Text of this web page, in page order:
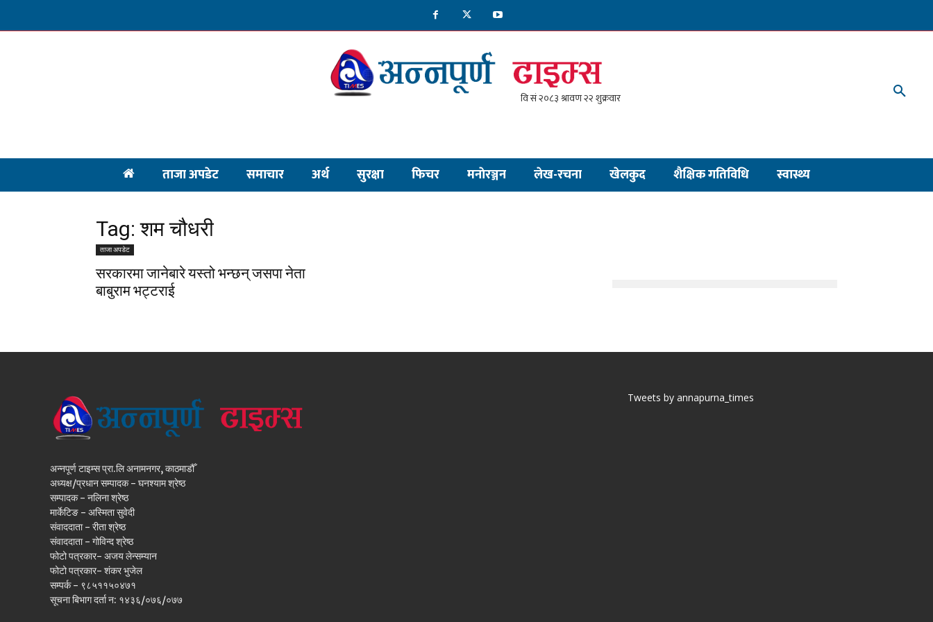
ताजा अपडेट समाचार अर्थ सुरक्षा फिचर मनाेरञ्जन लेख-रचना खेलकुद शैक्षिक गतिविधि स्वास्थ्य
Tag: शम चौधरी
ताजा अपडेट
सरकारमा जानेबारे यस्तो भन्छन् जसपा नेता
बाबुराम भट्टराई
अन्नपूर्ण टाइम्स प्रा.लि अनामनगर, काठमाडौँ
अध्यक्ष/प्रधान सम्पादक - घनश्याम श्रेष्ठ
सम्पादक - नलिना श्रेष्ठ
मार्केटिङ - अस्मिता सुवेदी
संवाददाता - रीता श्रेष्ठ
संवाददाता - गोविन्द श्रेष्ठ
फोटो पत्रकार- अजय लेन्सम्यान
फोटो पत्रकार- शंकर भुजेल
सम्पर्क - ९८५११५०४७१
सूचना बिभाग दर्ता न: १४३६/०७६/०७७
Tweets by annapurna_times